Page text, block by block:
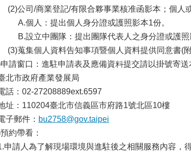
(2)公司/商業登記/有限合夥事業核准函影本；個人
A.個人：提出個人身分證或護照影本1份。
B.設立中團隊：提出團隊代表人之身分證或護照
(3)蒐集個人資料告知事項暨個人資料提供同意書(附
請窗口：進駐申請表及應備資料提交請以掛號寄
北市政府產業發展局
話：02-27208889ext.6597
址：110204臺北市信義區市府路1號北區10樓
子郵件： bu2758@gov.taipei
約帶看：
申請人為了解現場環境與進駐後之相關服務內容，